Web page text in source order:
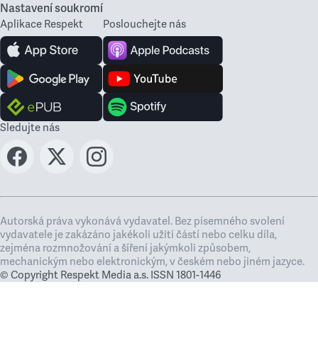
Nastavení soukromí
Aplikace Respekt Poslouchejte nás
Sledujte nás
Autorská práva vykonává vydavatel. Bez písemného svolení
vydavatele je zakázáno jakékoli užití částí nebo celku díla,
zejména rozmnožování a šíření jakýmkoli způsobem,
mechanickým nebo elektronickým, v českém nebo jiném jazyce.
© Copyright Respekt Media a.s. ISSN 1801-1446